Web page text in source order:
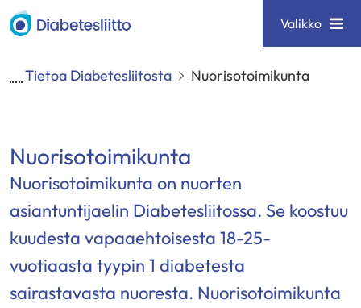
Siirry
sisältöön
Diabetesliitto Valikko
Tietoa Diabetesliitosta Nuorisotoimikunta
Nuorisotoimikunta
Nuorisotoimikunta on nuorten
asiantuntijaelin Diabetesliitossa. Se koostuu
kuudesta vapaaehtoisesta 18-25-
vuotiaasta tyypin 1 diabetesta
sairastavasta nuoresta. Nuorisotoimikunta